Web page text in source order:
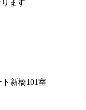
ます
新橋101室